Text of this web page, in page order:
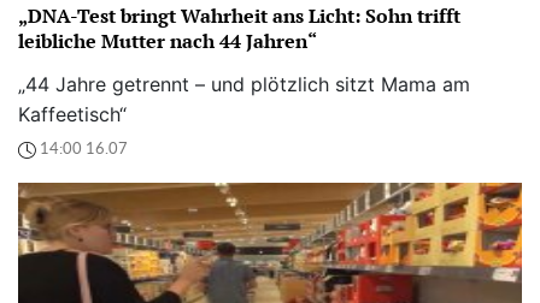
„DNA-Test bringt Wahrheit ans Licht: Sohn trifft
leibliche Mutter nach 44 Jahren“
„44 Jahre getrennt – und plötzlich sitzt Mama am
Kaffeetisch“
14:00 16.07